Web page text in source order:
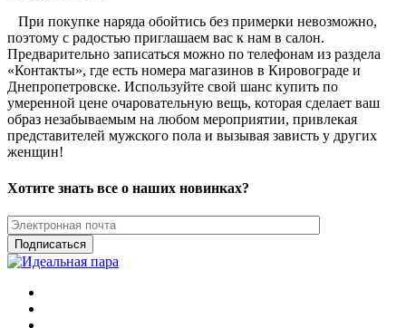
При покупке наряда обойтись без примерки невозможно,
поэтому с радостью приглашаем вас к нам в салон.
Предварительно записаться можно по телефонам из раздела
«Контакты», где есть номера магазинов в Кировограде и
Днепропетровске. Используйте свой шанс купить по
умеренной цене очаровательную вещь, которая сделает ваш
образ незабываемым на любом мероприятии, привлекая
представителей мужского пола и вызывая зависть у других
женщин!
Хотите знать все о наших новинках?